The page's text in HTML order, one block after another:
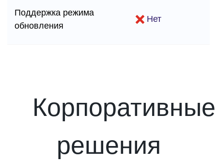
Поддержка режима
обновления
Нет
Корпоративные
решения